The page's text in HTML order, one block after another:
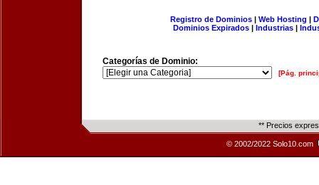
Registro de Dominios| Web Hosting |
Dominios Expirados | Industrias |
Categorías de Dominio:
[Pág.
** Precios
© 2002/2022 Solo10.com